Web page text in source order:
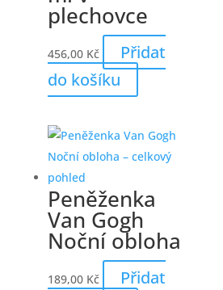
plechovce
456,00 Kč
Přidat
do košíku
Peněženka
Van Gogh
Noční obloha
189,00 Kč
Přidat